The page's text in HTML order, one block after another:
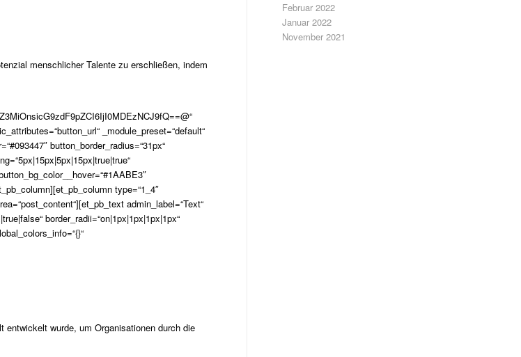
menschlicher Talente zu erschließen, indem
_module_preset=“default“
button_border_radius=“31px“
type=“1_4″
admin_label=“Text“
border_radii=“on|1px|1px|1px|1px“
wurde, um Organisationen durch die
Februar 2022
Januar 2022
November 2021